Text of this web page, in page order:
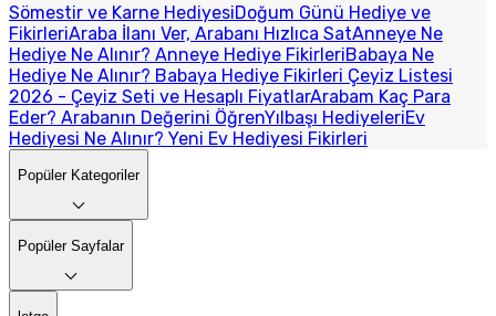
Sömestir ve Karne HediyesiDoğum Günü Hediye ve
FikirleriAraba İlanı Ver, Arabanı Hızlıca SatAnneye Ne
Hediye Ne Alınır? Anneye Hediye FikirleriBabaya Ne
Hediye Ne Alınır? Babaya Hediye Fikirleri Çeyiz Listesi
2026 - Çeyiz Seti ve Hesaplı FiyatlarArabam Kaç Para
Eder? Arabanın Değerini ÖğrenYılbaşı HediyeleriEv
Hediyesi Ne Alınır? Yeni Ev Hediyesi Fikirleri
Popüler Kategoriler
Popüler Sayfalar